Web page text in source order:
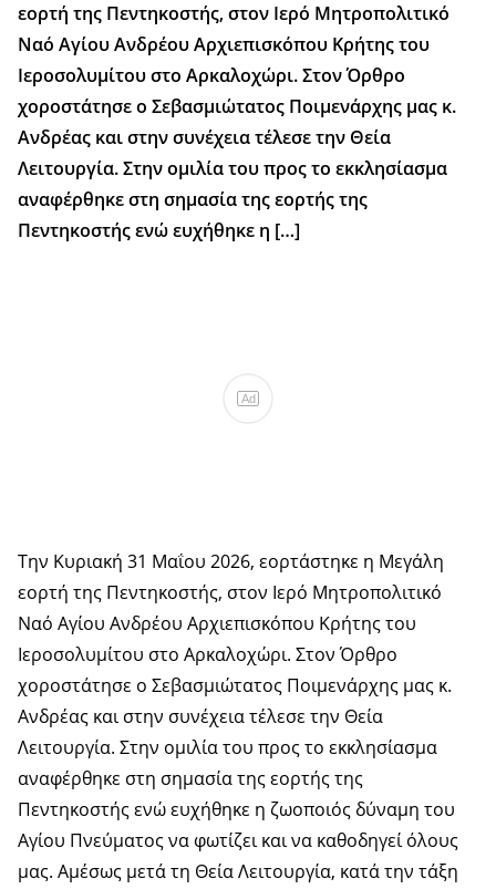
εορτή της Πεντηκοστής, στον Ιερό Μητροπολιτικό
Ναό Αγίου Ανδρέου Αρχιεπισκόπου Κρήτης του
Ιεροσολυμίτου στο Αρκαλοχώρι. Στον Όρθρο
χοροστάτησε ο Σεβασμιώτατος Ποιμενάρχης μας κ.
Ανδρέας και στην συνέχεια τέλεσε την Θεία
Λειτουργία. Στην ομιλία του προς το εκκλησίασμα
αναφέρθηκε στη σημασία της εορτής της
Πεντηκοστής ενώ ευχήθηκε η […]
Ad
Την Κυριακή 31 Μαΐου 2026, εορτάστηκε η Μεγάλη
εορτή της Πεντηκοστής, στον Ιερό Μητροπολιτικό
Ναό Αγίου Ανδρέου Αρχιεπισκόπου Κρήτης του
Ιεροσολυμίτου στο Αρκαλοχώρι. Στον Όρθρο
χοροστάτησε ο Σεβασμιώτατος Ποιμενάρχης μας κ.
Ανδρέας και στην συνέχεια τέλεσε την Θεία
Λειτουργία. Στην ομιλία του προς το εκκλησίασμα
αναφέρθηκε στη σημασία της εορτής της
Πεντηκοστής ενώ ευχήθηκε η ζωοποιός δύναμη του
Αγίου Πνεύματος να φωτίζει και να καθοδηγεί όλους
μας. Αμέσως μετά τη Θεία Λειτουργία, κατά την τάξη